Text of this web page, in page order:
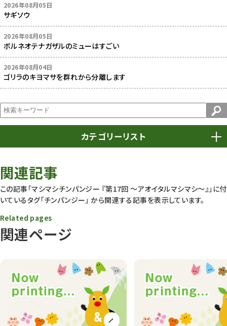
2026年08月05日
サギソウ
2026年08月05日
ボルネオテナガザルのミューはすごい
2026年08月04日
ゴリラのキヨマサを群れから分離します
カテゴリーリスト
動物園
動物園長のZooコラム
動物園その他
407
植物園長の庭
植物園 その他 423
関連記事
この記事「マシマシチンパンジー 『第17回 ～アオイタルマシマシ～』」に付
いているタグ「チンパンジー」 から関連する記事を表示しています。
関連ページ
Related pages